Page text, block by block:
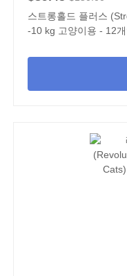
스트롱홀드 플러스
-10 kg 고양이용 - 12개